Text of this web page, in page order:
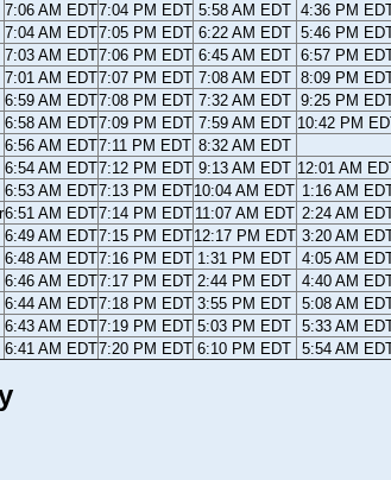
7:06 AM EDT7:04 PM EDT 5:58 AM EDT 4:36 PM
7:04 AM EDT7:05 PM EDT 6:22 AM EDT 5:46 PM
7:03 AM EDT7:06 PM EDT 6:45 AM EDT 6:57 PM
7:01 AM EDT7:07 PM EDT 7:08 AM EDT 8:09 PM
6:59 AM EDT7:08 PM EDT 7:32 AM EDT 9:25 PM
6:58 AM EDT7:09 PM EDT 7:59 AM EDT 10:42 PM
6:56 AM EDT7:11 PM EDT 8:32 AM EDT
6:54 AM EDT7:12 PM EDT 9:13 AM EDT 12:01 AM
6:53 AM EDT7:13 PM EDT10:04 AM EDT 1:16 AM
6:51 AM EDT7:14 PM EDT 11:07 AM EDT 2:24 AM
6:49 AM EDT7:15 PM EDT12:17 PM EDT 3:20 AM
6:48 AM EDT7:16 PM EDT 1:31 PM EDT 4:05 AM
6:46 AM EDT7:17 PM EDT 2:44 PM EDT 4:40 AM
6:44 AM EDT7:18 PM EDT 3:55 PM EDT 5:08 AM
6:43 AM EDT7:19 PM EDT 5:03 PM EDT 5:33 AM
6:41 AM EDT7:20 PM EDT 6:10 PM EDT 5:54 AM